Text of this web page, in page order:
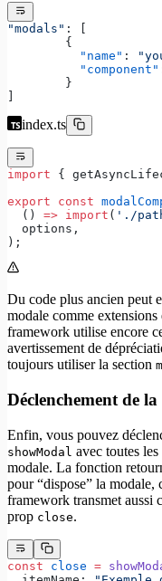
"modals" : [
	{
	  "name"
:
	  "component"
	}
index.ts
import {
export const
  ()
=> import ( './
  options,
);
Du code plus ancien peut
modale comme
framework utilise encore
avertissement de
toujours utiliser la section
Déclenchement de
Enfin, vous pouvez
showModal avec toutes
modale. La fonction
pour “dispose” la modale,
framework transmet aussi
prop close.
const close =